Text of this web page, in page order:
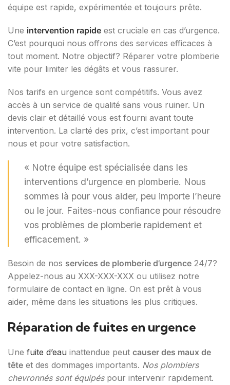
équipe est rapide, expérimentée et toujours prête.
Une intervention rapide est cruciale en cas d’urgence.
C’est pourquoi nous offrons des services efficaces à
tout moment. Notre objectif? Réparer votre plomberie
vite pour limiter les dégâts et vous rassurer.
Nos tarifs en urgence sont compétitifs. Vous avez
accès à un service de qualité sans vous ruiner. Un
devis clair et détaillé vous est fourni avant toute
intervention. La clarté des prix, c’est important pour
nous et pour votre satisfaction.
« Notre équipe est spécialisée dans les
interventions d’urgence en plomberie. Nous
sommes là pour vous aider, peu importe l’heure
ou le jour. Faites-nous confiance pour résoudre
vos problèmes de plomberie rapidement et
efficacement. »
Besoin de nos services de plomberie d’urgence 24/7?
Appelez-nous au XXX-XXX-XXX ou utilisez notre
formulaire de contact en ligne. On est prêt à vous
aider, même dans les situations les plus critiques.
Réparation de fuites en urgence
Une fuite d’eau inattendue peut causer des maux de
tête et des dommages importants. Nos plombiers
chevronnés sont équipéspour intervenir rapidement.